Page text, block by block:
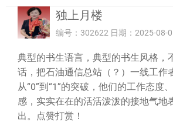
独上月楼
编号：302622 日期：2025-08-
典型的书生语言，典型的书生风格，
话，把石油通信总站（？）一线工作
从“0”到“1”的突破，他们的工作态度
感，实实在在的活活泼泼的接地气地
出。点赞打赏！